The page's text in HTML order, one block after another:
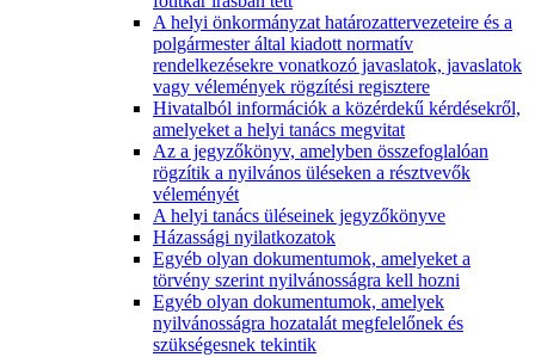
A helyi önkormányzat határozattervezeteire és a
polgármester által kiadott normatív
rendelkezésekre vonatkozó javaslatok, javaslatok
vagy vélemények rögzítési regisztere
Hivatalból információk a közérdekű kérdésekről,
amelyeket a helyi tanács megvitat
Az a jegyzőkönyv, amelyben összefoglalóan
rögzítik a nyilvános üléseken a résztvevők
véleményét
A helyi tanács üléseinek jegyzőkönyve
Házassági nyilatkozatok
Egyéb olyan dokumentumok, amelyeket a
törvény szerint nyilvánosságra kell hozni
Egyéb olyan dokumentumok, amelyek
nyilvánosságra hozatalát megfelelőnek és
szükségesnek tekintik